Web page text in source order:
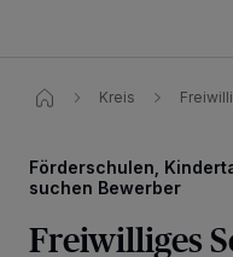
Kreis
Förderschulen,
suchen Bewerber
Freiwilliges